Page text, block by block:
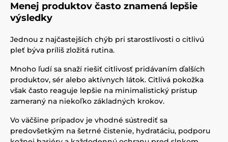
Menej produktov často znamená lepšie
výsledky
Jednou z najčastejších chýb pri starostlivosti o citlivú
pleť býva príliš zložitá rutina.
Mnoho ľudí sa snaží riešiť citlivosť pridávaním ďalších
produktov, sér alebo aktívnych látok. Citlivá pokožka
však často reaguje lepšie na minimalistický prístup
zameraný na niekoľko základných krokov.
Vo väčšine prípadov je vhodné sústrediť sa
predovšetkým na šetrné čistenie, hydratáciu, podporu